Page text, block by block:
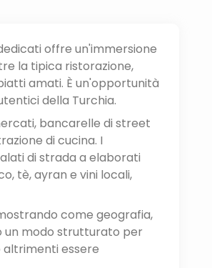
offre un'immersione
la tipica ristorazione,
amati. È un'opportunità
della Turchia.
bancarelle di street
di cucina. I
di strada a elaborati
tè, ayran e vini locali,
come geografia,
un modo strutturato per
essere